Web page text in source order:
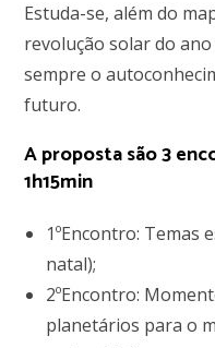
Estuda-se, além do
revolução solar do
sempre o
futuro.
A proposta são 3
1h15min
1ºEncontro: Temas
natal);
2ºEncontro:
planetários para o